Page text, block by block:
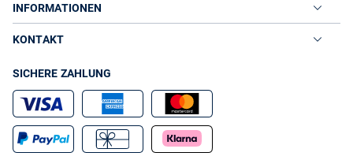
INFORMATIONEN
KONTAKT
SICHERE ZAHLUNG